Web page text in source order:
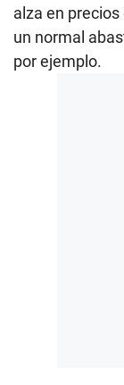
alza en
un normal
por ejemplo.